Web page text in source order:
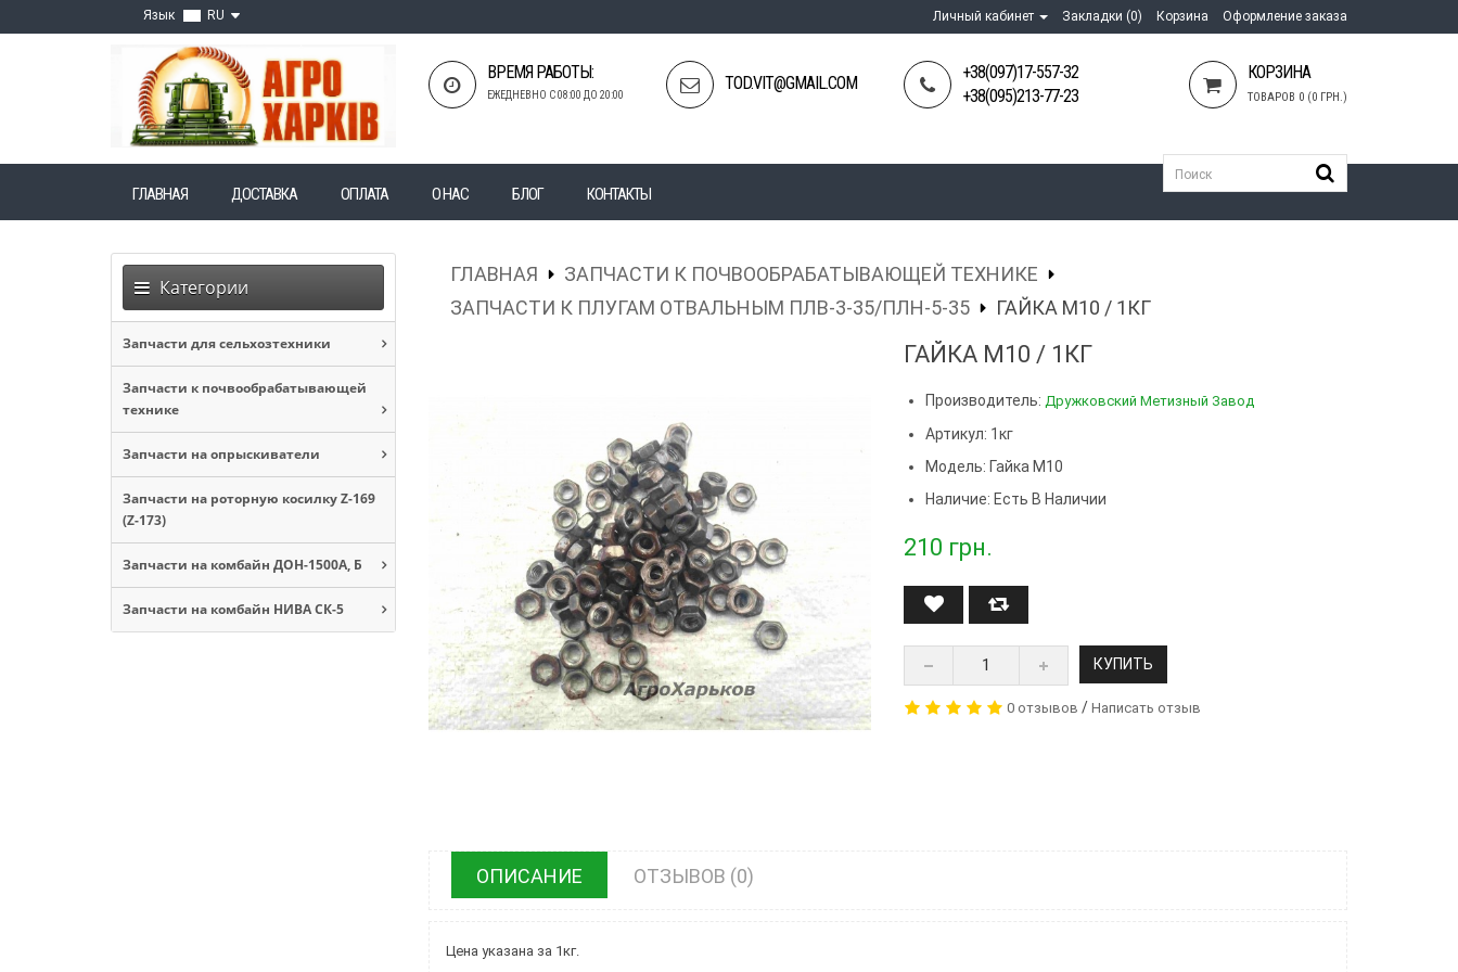
Язык RU Личный кабинет Закладки (0) Корзина Оформление заказа
ВРЕМЯ РАБОТЫ:
ЕЖЕДНЕВНО С 08:00 ДО 20:00
TOD.VIT@GMAIL.COM
+38(097)17-557-32
+38(095)213-77-23
КОРЗИНА
ТОВАРОВ 0 (0 ГРН.)
ГЛАВНАЯ ДОСТАВКА ОПЛАТА О НАС БЛОГ КОНТАКТЫ
Категории
Запчасти для сельхозтехники
Запчасти к почвообрабатывающей
технике
Запчасти на опрыскиватели
Запчасти на роторную косилку Z-169
(Z-173)
Запчасти на комбайн ДОН-1500А, Б
Запчасти на комбайн НИВА СК-5
ГЛАВНАЯ
ЗАПЧАСТИ К ПОЧВООБРАБАТЫВАЮЩЕЙ ТЕХНИКЕ
ЗАПЧАСТИ К ПЛУГАМ ОТВАЛЬНЫМ ПЛВ-3-35/ПЛН-5-35
ГАЙКА М10 / 1КГ
ГАЙКА М10 / 1КГ
Производитель: Дружковский Метизный Завод
Артикул: 1кг
Модель: Гайка М10
Наличие: Есть В Наличии
210 грн.
КУПИТЬ
0 отзывов /Написать отзыв
ОПИСАНИЕ ОТЗЫВОВ (0)
Цена указана за 1кг.